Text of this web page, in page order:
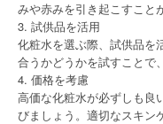
みや赤みを引き起こすこと
3. 試供品を活用
化粧水を選ぶ際、試供品を
合うかどうかを試すことで
4. 価格を考慮
高価な化粧水が必ずしも良
びましょう。適切なスキン